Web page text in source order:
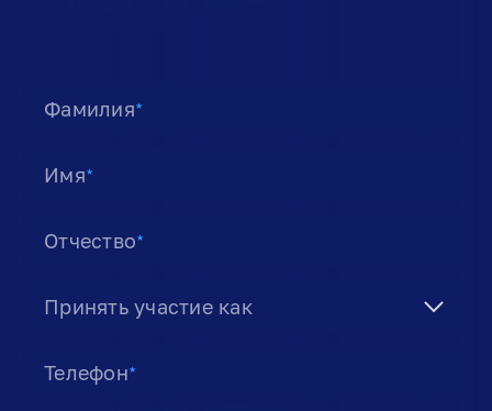
Фамилия ★
Имя ★
Отчество ★
Принять участие как
Телефон ★